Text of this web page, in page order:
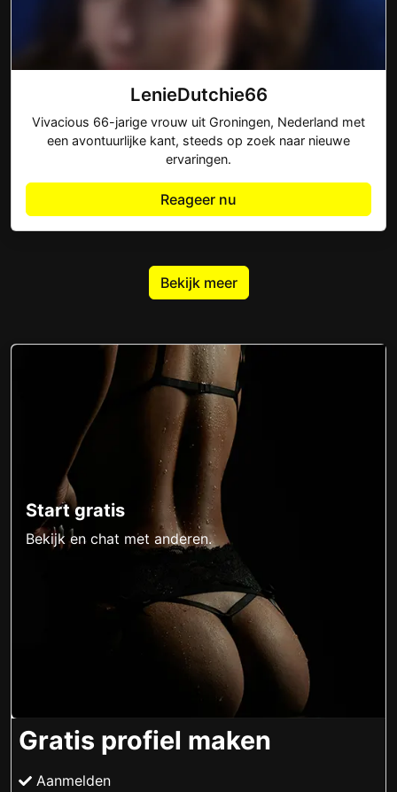
LenieDutchie66
Vivacious 66-jarige vrouw uit Groningen, Nederland met
een avontuurlijke kant, steeds op zoek naar nieuwe
ervaringen.
Reageer nu
Bekijk meer
Start gratis
Bekijk en chat met anderen.
Gratis profiel maken
Aanmelden